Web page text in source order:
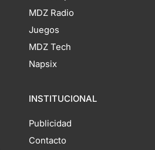
MDZ Radio
Juegos
MDZ Tech
Napsix
INSTITUCIONAL
Publicidad
Contacto